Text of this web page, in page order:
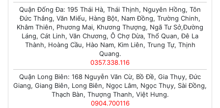
Quận Đống Đa: 195 Thái Hà, Thái Thịnh, Nguyên Hồng, Tôn
Đức Thắng, Văn Miếu, Hàng Bột, Nam Đồng, Trường Chinh,
Khâm Thiên, Phương Mai, Khương Thượng, Ngã Tư Sở,Đường
Láng, Cát Linh, Văn Chương, Ô Chợ Dừa, Thổ Quan, Đê La
Thành, Hoàng Cầu, Hào Nam, Kim Liên, Trung Tự, Thịnh
Quang.
0357.338.116
Quận Long Biên: 168 Nguyễn Văn Cừ, Bồ Đề, Gia Thụy, Đức
Giang, Giang Biên, Long Biên, Ngọc Lâm, Ngọc Thụy, Sài Đồng,
Thạch Bàn, Thượng Thanh, Việt Hưng.
0904.700116